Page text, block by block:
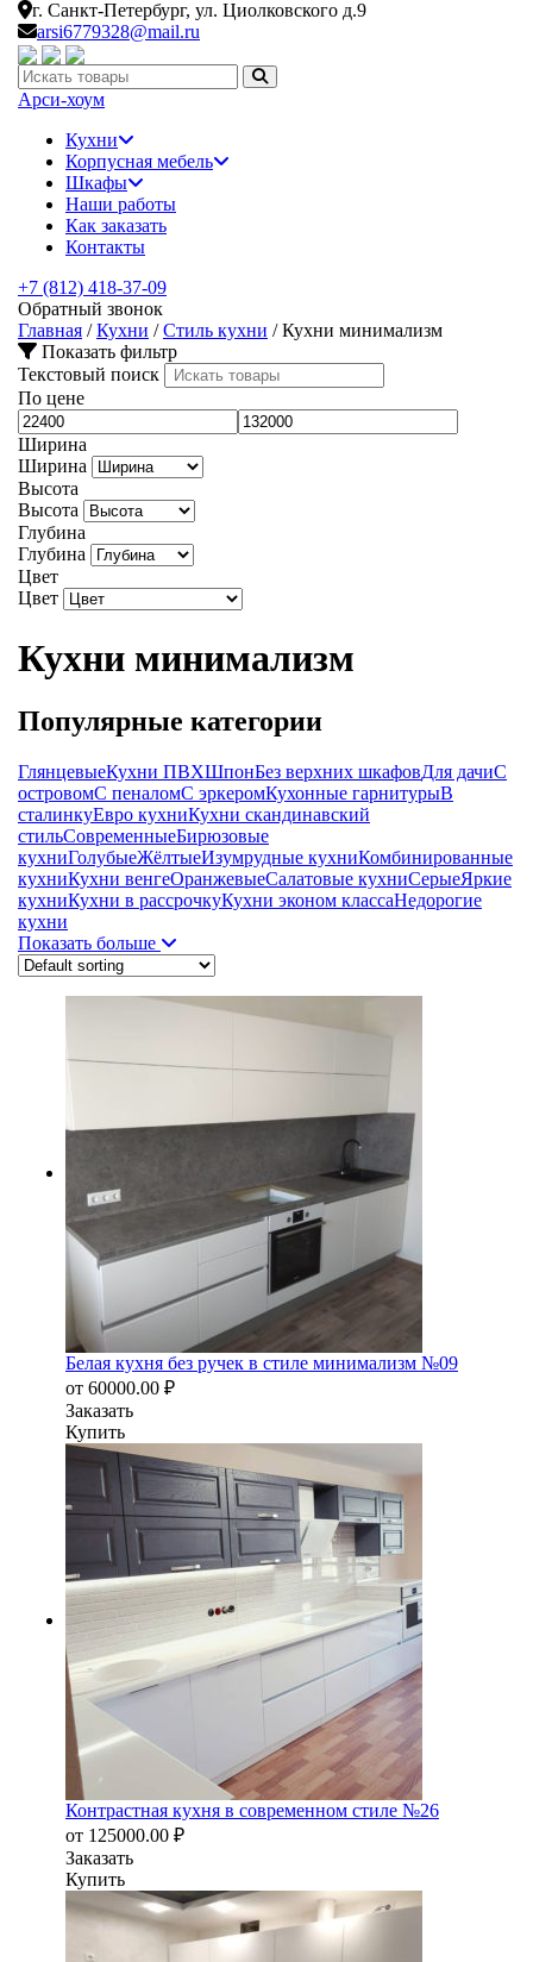
г. Санкт-Петербург, ул. Циолковского д.9
arsi6779328@mail.ru
Искать:
Арси-хоум
Кухни
Корпусная мебель
Шкафы
Наши работы
Как заказать
Контакты
+7 (812) 418-37-09
Обратный звонок
Главная /Кухни /Стиль кухни /Кухни минимализм
Показать фильтр
Текстовый поиск
По цене
Ширина
Ширина
Высота
Высота
Глубина
Глубина
Цвет
Цвет
Кухни минимализм
Популярные категории
ГлянцевыеКухни ПВХШпонБез верхних шкафовДля дачиС
островомС пеналомС эркеромКухонные гарнитурыВ
сталинкуЕвро кухниКухни скандинавский
стильСовременныеБирюзовые
кухниГолубыеЖёлтыеИзумрудные кухниКомбинированные
кухниКухни венгеОранжевыеСалатовые кухниСерыеЯркие
кухниКухни в рассрочкуКухни эконом классаНедорогие
кухни
Показать больше
Белая кухня без ручек в стиле минимализм №09
от 60000.00 ₽
Заказать
Купить
Контрастная кухня в современном стиле №26
от 125000.00 ₽
Заказать
Купить